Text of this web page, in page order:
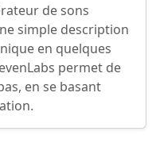
de sons
simple description
en quelques
permet de
en se basant